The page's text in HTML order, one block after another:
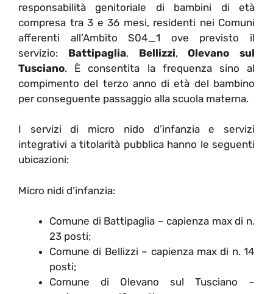
responsabilità genitoriale di bambini di età
compresa tra 3 e 36 mesi, residenti nei Comuni
afferenti all’Ambito S04_1 ove previsto il
servizio: Battipaglia, Bellizzi,Olevano sul
Tusciano. È consentita la frequenza sino al
compimento del terzo anno di età del bambino
per conseguente passaggio alla scuola materna.
I servizi di micro nido d’infanzia e servizi
integrativi a titolarità pubblica hanno le seguenti
ubicazioni:
Micro nidi d’infanzia:
Comune di Battipaglia – capienza max di n.
23 posti;
Comune di Bellizzi – capienza max di n. 14
posti;
Comune di Olevano sul Tusciano –